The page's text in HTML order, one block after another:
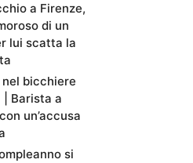
a Firenze,
di un
lui scatta la
bicchiere
| Barista a
un’accusa
si